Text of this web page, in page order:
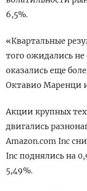
6,5%.
«Квартальные
того ожидались
оказались еще
Октавио Маренци
Акции крупных
двигались
Amazon.com Inc
Inc поднялись на
5,49%.